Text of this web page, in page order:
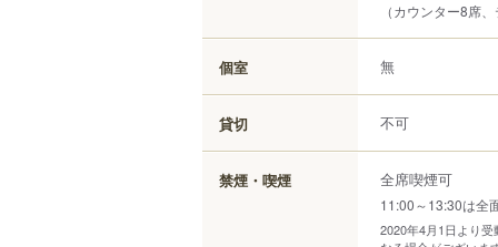
（カウンター8席
個室 無
貸切 不可
禁煙・喫煙 全席喫煙可
11:00～13:30は全
2020年4月1日より